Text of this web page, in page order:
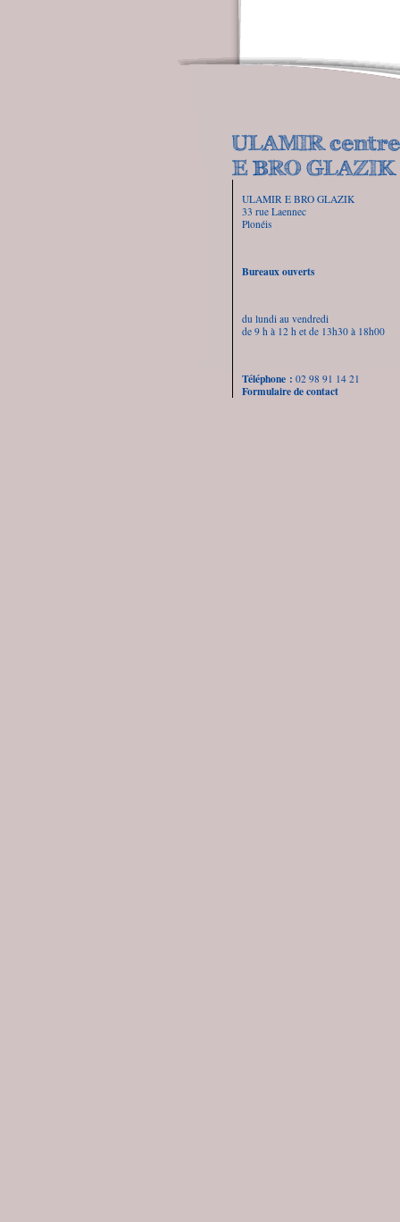
ULAMIR E BRO GLAZIK
33 rue Laennec
Plonéis
Bureaux ouverts
du lundi au vendredi
de 9 h à 12 h et de 13h30 à 18h00
Téléphone : 02 98 91 14 21
Formulaire de contact